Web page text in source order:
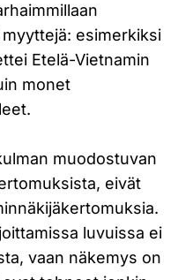
esimerkiksi
Etelä-Vietnamin
monet
muodostuvan
eivät
luvuissa ei
vaan näkemys on